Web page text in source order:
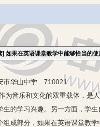
]如果在英语课堂教学中能够恰当的使
市华山中学 710021
乐和文化的双重载体，是人
生的学习兴趣。另一方面，学
组成部分，如果在英语课堂教